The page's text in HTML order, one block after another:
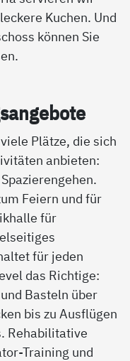
Kuchen. Und
können Sie
Plätze, die sich
anbieten:
Feiern und für
für
für jeden
das Richtige:
Basteln über
bis zu Ausflügen
Rehabilitative
Training und